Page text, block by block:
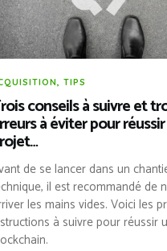
, TIPS
conseils à suivre et
à éviter pour
de se lancer dans un
il est recommandé de
les mains vides. Voici les
à suivre pour réussir